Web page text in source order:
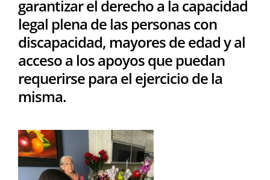
garantizar el derecho a la capacidad
legal plena de las personas con
discapacidad, mayores de edad y al
acceso a los apoyos que puedan
requerirse para el ejercicio de la
misma.